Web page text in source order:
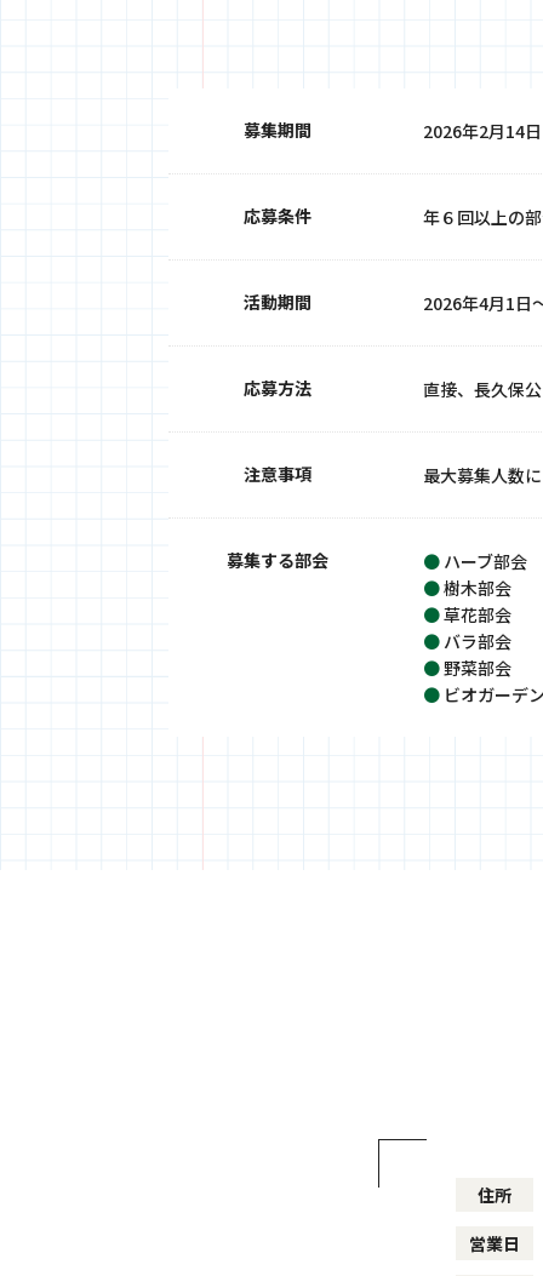
募集期間 2026年2月14
応募条件 年６回以上の
活動期間 2026年4月1日
応募方法 直接、長久保
注意事項 最大募集人数
募集する部会 ● ハーブ部会
●樹木部会
●草花部会
● バラ部会
●野菜部会
● ビオガーデ
住所
営業日